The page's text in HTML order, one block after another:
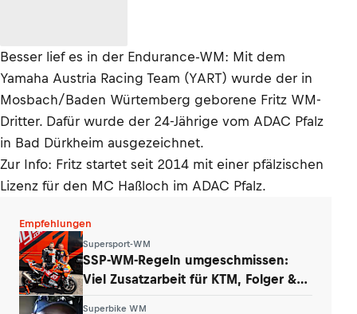
Besser lief es in der Endurance-WM: Mit dem
Yamaha Austria Racing Team (YART) wurde der in
Mosbach/Baden Würtemberg geborene Fritz WM-
Dritter. Dafür wurde der 24-Jährige vom ADAC Pfalz
in Bad Dürkheim ausgezeichnet.
Zur Info: Fritz startet seit 2014 mit einer pfälzischen
Lizenz für den MC Haßloch im ADAC Pfalz.
Empfehlungen
Supersport-WM
SSP-WM-Regeln umgeschmissen:
Viel Zusatzarbeit für KTM, Folger &
Superbike WM